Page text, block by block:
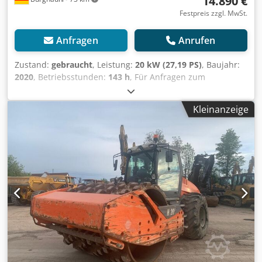
Festpreis zzgl. MwSt.
Anfragen Anrufen
Zustand: gebraucht, Leistung: 20 kW (27,19 PS), Baujahr:
2020, Betriebsstunden: 143 h, Für Anfragen zum
Anbaugerät betreut Sie Herr Herden (unter Tel. gerne.
Weber TRC 86 - Grabenwalze - Baujahr: 2020 - mit Funk-
Fernsteuerung - 143 Betriebsstunden Preis: 14.890,00 €
netto / 17.719,10 € brutto Betriebsgewicht nach CECE:
1.390 kg Bandagenbreite: 854 mm Verdichtungskraft: 75
kN Frequenz: 32 Hz Amplitude: 1,70 mm Mittl. stat.
Linienlast CECE: 9,80 kg/cm Steigfähigkeit: 50 %
bodenabhängig Arbeits-/Eilgangsgeschwindigkeit: m/min
bodenabhängig Fahrantrieb: hydrostatisch, vier Bandagen
Motorhersteller/Typ: Lombardini LDW 1003 Motorart: 3-
Zylinder Diesel, wassergekühlt Motorleistung, max.: 19,5
kW / 26,7 PS Motorleistung bei Betriebsdrehzahl: 15,6 kW /
21,3 PS bei 2600 U/min Das Gerät verfügt über eine Funk-
Fernsteuerung. Die Steuerung wird in der Walze
Kleinanzeige